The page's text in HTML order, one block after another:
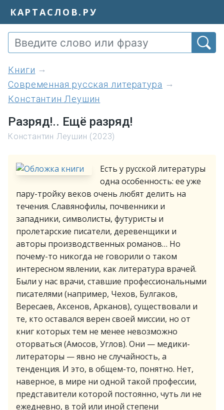
КАРТАСЛОВ.РУ
книги
Современная русская литература
Константин Леушин
Разряд!.. Ещё разряд!
Константин Леушин (2023)
Есть у русской литературы
одна особенность: ее уже
пару-тройку веков очень любят делить на
течения. Славянофилы, почвенники и
западники, символисты, футуристы и
пролетарские писатели, деревенщики и
авторы производственных романов… Но
почему-то никогда не говорили о таком
интересном явлении, как литература врачей.
Были у нас врачи, ставшие профессиональными
писателями (например, Чехов, Булгаков,
Вересаев, Аксенов, Арканов), существовали и
те, кто оставался верен своей миссии, но от
книг которых тем не менее невозможно
оторваться (Амосов, Углов). Они — медики-
литераторы — явно не случайность, а
тенденция. И это, в общем-то, понятно. Нет,
наверное, в мире ни одной такой профессии,
представители которой постоянно, чуть ли не
ежедневно, в той или иной степени